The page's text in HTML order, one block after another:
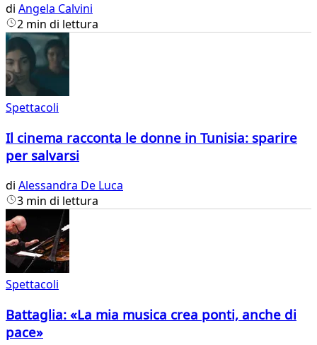
di Angela Calvini
2 min di lettura
Spettacoli
Il cinema racconta le donne in Tunisia: sparire
per salvarsi
di Alessandra De Luca
3 min di lettura
Spettacoli
Battaglia: «La mia musica crea ponti, anche di
pace»